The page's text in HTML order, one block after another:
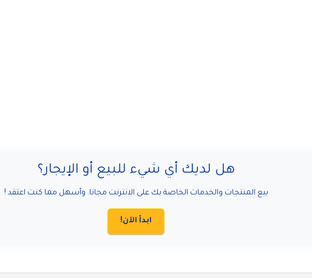
هل لديك أي شيء للبيع أو الإيجار؟
بيع المنتجات والخدمات الخاصة بك على الانترنت مجانا. وأسهل مما كنت اعتقد !
ابدأ الآن!